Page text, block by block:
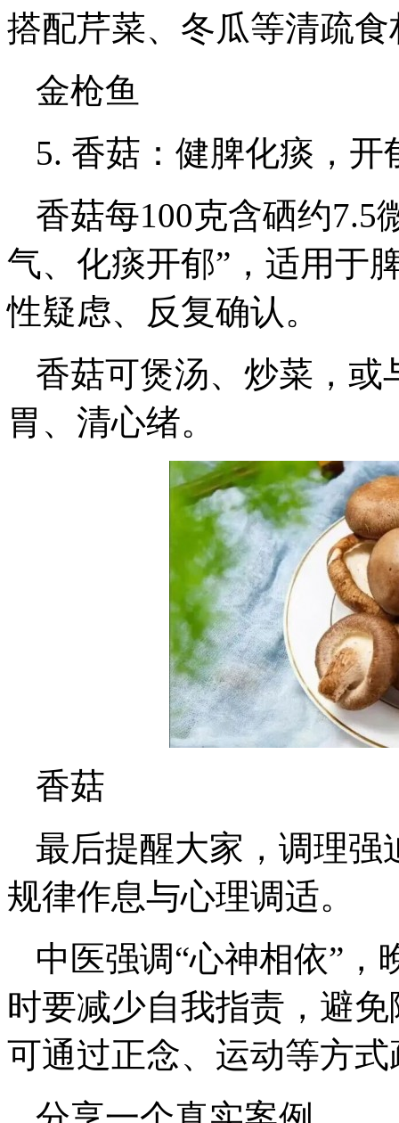
搭配芹菜、冬瓜等清疏
金枪鱼
5. 香菇：健脾化痰，开
香菇每100克含硒约7.5
气、化痰开郁”，适用于
性疑虑、反复确认。
香菇可煲汤、炒菜，或
胃、清心绪。
香菇
最后提醒大家，调理强
规律作息与心理调适。
中医强调“心神相依”，
时要减少自我指责，避
可通过正念、运动等方